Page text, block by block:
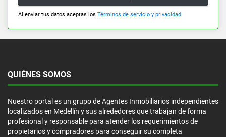
Al enviar tus datos aceptas los Términos de servicio y privacidad
QUIÉNES SOMOS
Nuestro portal es un grupo de Agentes Inmobiliarios independientes
localizados en Medellín y sus alrededores que trabajan de forma
profesional y responsable para atender los requerimientos de
propietarios y compradores para conseguir su completa